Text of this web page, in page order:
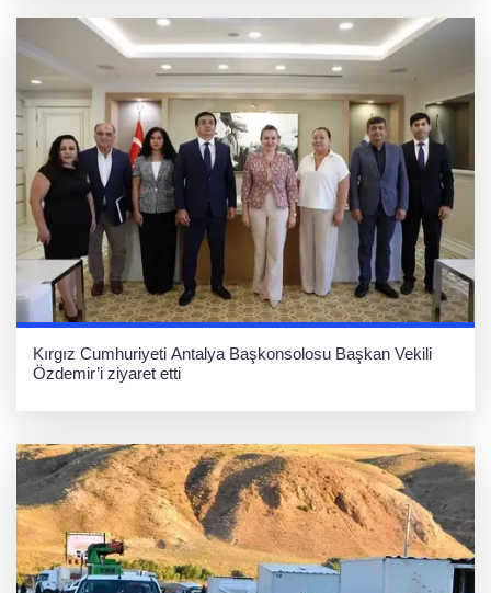
Kırgız Cumhuriyeti Antalya Başkonsolosu Başkan Vekili
Özdemir’i ziyaret etti